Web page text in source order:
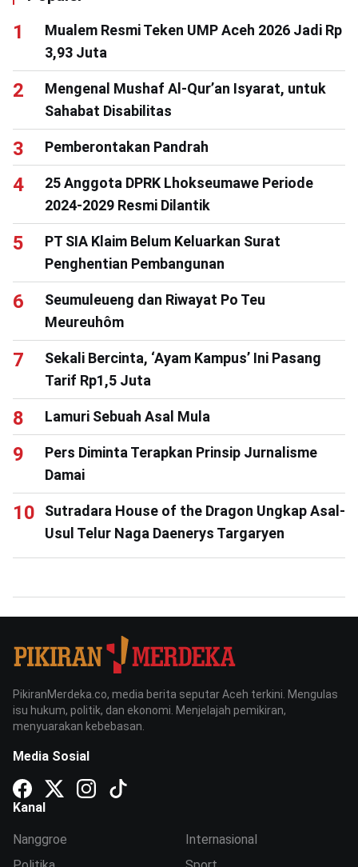
Mualem Resmi Teken UMP Aceh 2026 Jadi Rp
3,93 Juta
Mengenal Mushaf Al-Qur’an Isyarat, untuk
Sahabat Disabilitas
Pemberontakan Pandrah
25 Anggota DPRK Lhokseumawe Periode
2024-2029 Resmi Dilantik
PT SIA Klaim Belum Keluarkan Surat
Penghentian Pembangunan
Seumuleueng dan Riwayat Po Teu
Meureuhôm
Sekali Bercinta, ‘Ayam Kampus’ Ini Pasang
Tarif Rp1,5 Juta
Lamuri Sebuah Asal Mula
Pers Diminta Terapkan Prinsip Jurnalisme
Damai
Sutradara House of the Dragon Ungkap Asal-
Usul Telur Naga Daenerys Targaryen
PikiranMerdeka.co, media berita seputar Aceh terkini. Mengulas
isu hukum, politik, dan ekonomi. Menjelajah pemikiran,
menyuarakan kebebasan.
Media Sosial
Kanal
Nanggroe
Internasional